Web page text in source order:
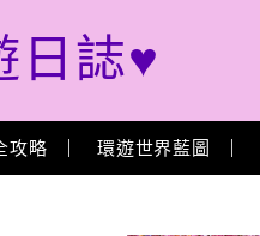
日誌♥
攻略 環遊世界藍圖